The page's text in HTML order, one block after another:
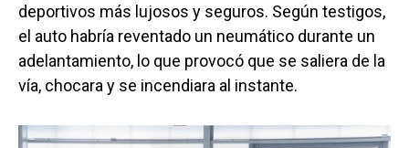
deportivos más lujosos y seguros. Según testigos,
el auto habría reventado un neumático durante un
adelantamiento, lo que provocó que se saliera de la
vía, chocara y se incendiara al instante.